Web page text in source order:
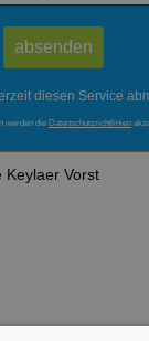
diesen Service
werden die Datenschutzrichtlinien
Keylaer Vorst